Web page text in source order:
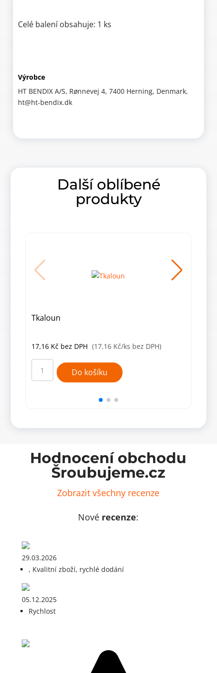
Celé balení obsahuje: 1 ks
Výrobce
HT BENDIX A/S, Rønnevej 4, 7400 Herning, Denmark,
ht@ht-bendix.dk
Další oblíbené
produkty
Tkaloun
17,16 Kč bez DPH (17,16 Kč/ks bez DPH)
Tkaloun
množství Do košíku
Hodnocení obchodu
Šroubujeme.cz
Zobrazit všechny recenze
Nové recenze:
29.03.2026
, Kvalitní zboží, rychlé dodání
05.12.2025
Rychlost